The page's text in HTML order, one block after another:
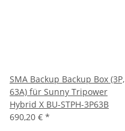
SMA Backup Backup Box (3P,
63A) für Sunny Tripower
Hybrid X BU-STPH-3P63B
690,20 € *